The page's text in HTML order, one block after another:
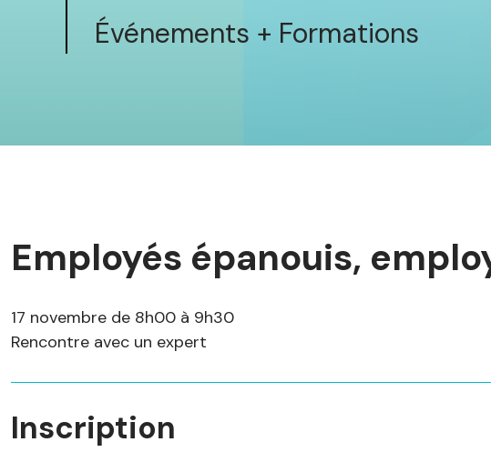
Événements + Formations
Employés épanouis,
17 novembre de 8h00 à 9h30
Rencontre avec un expert
Inscription